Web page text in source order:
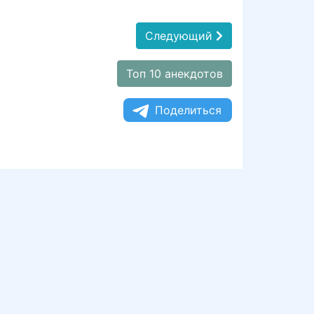
Следующий
Топ 10 анекдотов
Поделиться